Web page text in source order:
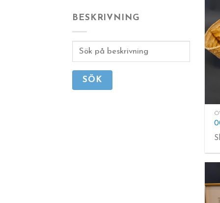
BESKRIVNING
SÖK